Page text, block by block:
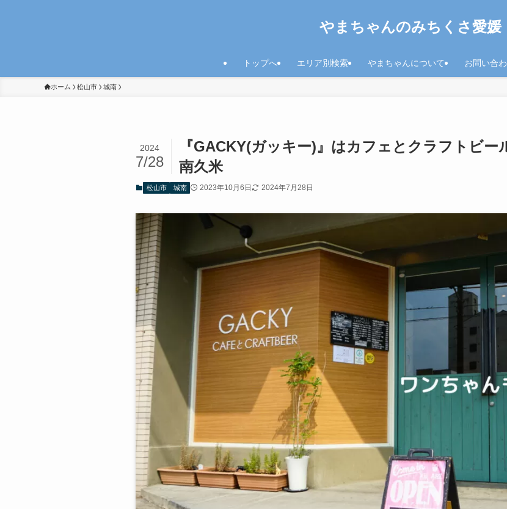
やまちゃんのみちくさ愛媛
トップへ エリア別検索 やまちゃんについて お問い合
ホーム 松山市 城南
『GACKY(ガッキー)』はカフェとクラフトビ
南久米
2024
7/28
松山市 城南 2023年10月6日 2024年7月28日